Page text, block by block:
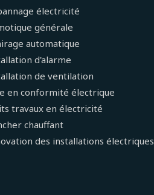
électricité
générale
automatique
d'alarme
de ventilation
en conformité électrique
travaux en électricité
chauffant
des installations électriques